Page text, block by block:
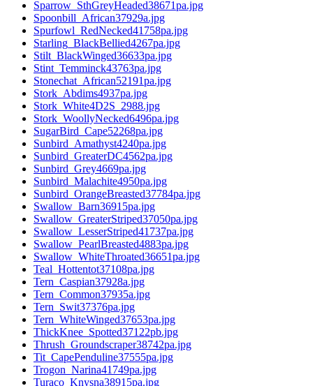
Sparrow_SthGreyHeaded38671pa.jpg
Spoonbill_African37929a.jpg
Spurfowl_RedNecked41758pa.jpg
Starling_BlackBellied4267pa.jpg
Stilt_BlackWinged36633pa.jpg
Stint_Temminck43763pa.jpg
Stonechat_African52191pa.jpg
Stork_Abdims4937pa.jpg
Stork_White4D2S_2988.jpg
Stork_WoollyNecked6496pa.jpg
SugarBird_Cape52268pa.jpg
Sunbird_Amathyst4240pa.jpg
Sunbird_GreaterDC4562pa.jpg
Sunbird_Grey4669pa.jpg
Sunbird_Malachite4950pa.jpg
Sunbird_OrangeBreasted37784pa.jpg
Swallow_Barn36915pa.jpg
Swallow_GreaterStriped37050pa.jpg
Swallow_LesserStriped41737pa.jpg
Swallow_PearlBreasted4883pa.jpg
Swallow_WhiteThroated36651pa.jpg
Teal_Hottentot37108pa.jpg
Tern_Caspian37928a.jpg
Tern_Common37935a.jpg
Tern_Swit37376pa.jpg
Tern_WhiteWinged37653pa.jpg
ThickKnee_Spotted37122pb.jpg
Thrush_Groundscraper38742pa.jpg
Tit_CapePenduline37555pa.jpg
Trogon_Narina41749pa.jpg
Turaco_Knysna38915pa.jpg